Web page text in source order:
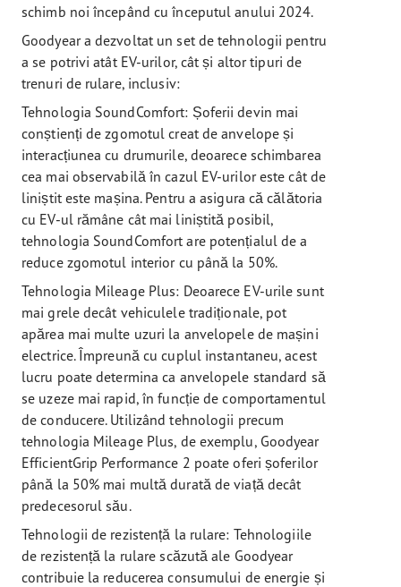
schimb noi începând cu începutul anului 2024.
Goodyear a dezvoltat un set de tehnologii pentru
a se potrivi atât EV-urilor, cât și altor tipuri de
trenuri de rulare, inclusiv:
Tehnologia SoundComfort: Șoferii devin mai
conștienți de zgomotul creat de anvelope și
interacțiunea cu drumurile, deoarece schimbarea
cea mai observabilă în cazul EV-urilor este cât de
liniștit este mașina. Pentru a asigura că călătoria
cu EV-ul rămâne cât mai liniștită posibil,
tehnologia SoundComfort are potențialul de a
reduce zgomotul interior cu până la 50%.
Tehnologia Mileage Plus: Deoarece EV-urile sunt
mai grele decât vehiculele tradiționale, pot
apărea mai multe uzuri la anvelopele de mașini
electrice. Împreună cu cuplul instantaneu, acest
lucru poate determina ca anvelopele standard să
se uzeze mai rapid, în funcție de comportamentul
de conducere. Utilizând tehnologii precum
tehnologia Mileage Plus, de exemplu, Goodyear
EfficientGrip Performance 2 poate oferi șoferilor
până la 50% mai multă durată de viață decât
predecesorul său.
Tehnologii de rezistență la rulare: Tehnologiile
de rezistență la rulare scăzută ale Goodyear
contribuie la reducerea consumului de energie și